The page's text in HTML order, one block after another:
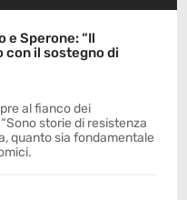
Sperone: “Il
con il sostegno di
al fianco dei
storie di resistenza
quanto sia fondamentale